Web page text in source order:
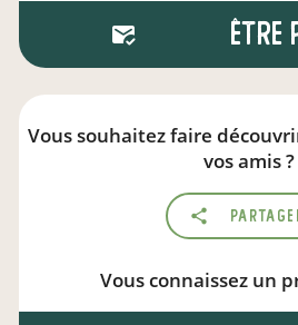
Être
Vous souhaitez faire
vos amis ?
Vous connaissez un